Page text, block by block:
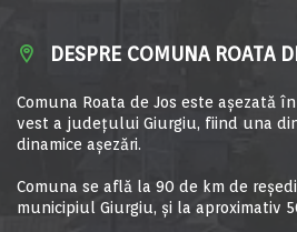
DESPRE COMUNA ROATA
Comuna Roata de Jos este aşezată
vest a judeţului Giurgiu, fiind una
dinamice aşezări.
Comuna se află la 90 de km de
municipiul Giurgiu, şi la aproximativ